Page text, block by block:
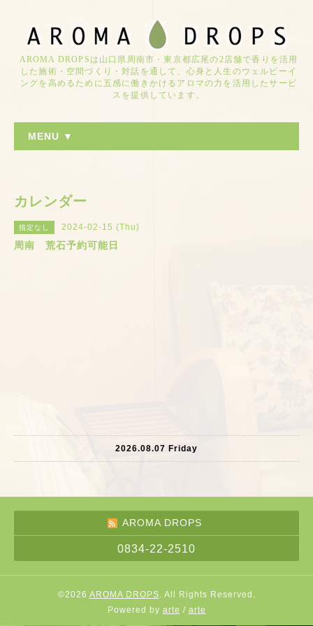
AROMA DROPSは山口県周南市・東京都広尾の2店舗で香りを活用
した施術・空間づくり・対話を通して、心身と人生のウェルビーイ
ングを高めるために五感に働きかけるアロマの力を活用したサービ
スを提供しています。
MENU ▼
カレンダー
指定なし 2024-02-15 (Thu)
周南 荒石予約可能日
2026.08.07 Friday
AROMA DROPS
0834-22-2510
©2026 AROMA DROPS. All Rights Reserved.
Powered by arte / arte